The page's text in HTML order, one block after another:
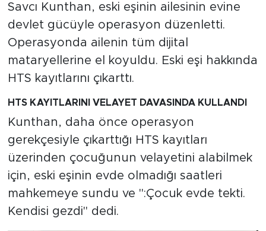
Savcı Kunthan, eski eşinin ailesinin evine
devlet gücüyle operasyon düzenletti.
Operasyonda ailenin tüm dijital
mataryellerine el koyuldu. Eski eşi hakkında
HTS kayıtlarını çıkarttı.
HTS KAYITLARINI VELAYET DAVASINDA KULLANDI
Kunthan, daha önce operasyon
gerekçesiyle çıkarttığı HTS kayıtları
üzerinden çocuğunun velayetini alabilmek
için, eski eşinin evde olmadığı saatleri
mahkemeye sundu ve ":Çocuk evde tekti.
Kendisi gezdi" dedi.